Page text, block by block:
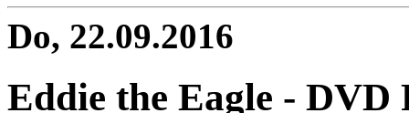
Do, 22.09.2016
Eddie the Eagle - DVD